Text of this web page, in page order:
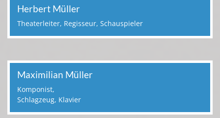
Herbert Müller
Theaterleiter, Regisseur, Schauspieler
Maximilian Müller
Komponist,
Schlagzeug, Klavier